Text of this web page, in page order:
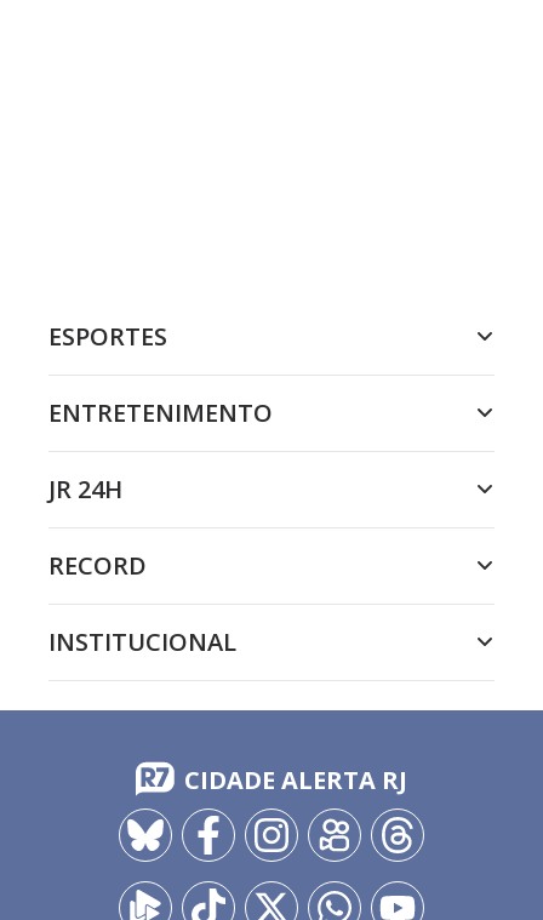
ESPORTES
ENTRETENIMENTO
JR 24H
RECORD
INSTITUCIONAL
CIDADE ALERTA RJ